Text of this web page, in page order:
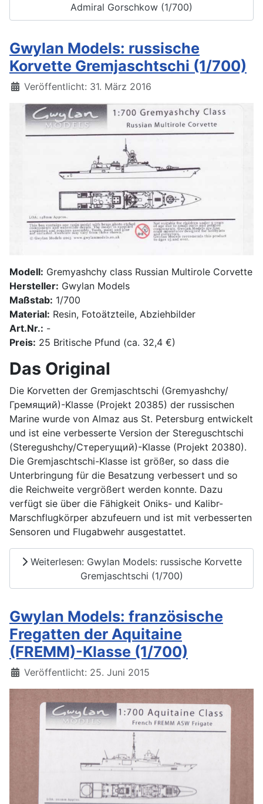
Admiral Gorschkow (1/700)
Gwylan Models: russische
Korvette Gremjaschtschi (1/700)
Details
Veröffentlicht: 31. März 2016
Modell: Gremyashchy class Russian Multirole Corvette
Hersteller: Gwylan Models
Maßstab: 1/700
Material: Resin, Fotoätzteile, Abziehbilder
Art.Nr.: -
Preis: 25 Britische Pfund (ca. 32,4 €)
Das Original
Die Korvetten der Gremjaschtschi (Gremyashchy/
Гремящий)-Klasse (Projekt 20385) der russischen
Marine wurde von Almaz aus St. Petersburg entwickelt
und ist eine verbesserte Version der Stereguschtschi
(Steregushchy/Стерегущий)-Klasse (Projekt 20380).
Die Gremjaschtschi-Klasse ist größer, so dass die
Unterbringung für die Besatzung verbessert und so
die Reichweite vergrößert werden konnte. Dazu
verfügt sie über die Fähigkeit Oniks- und Kalibr-
Marschflugkörper abzufeuern und ist mit verbesserten
Sensoren und Flugabwehr ausgestattet.
Weiterlesen: Gwylan Models: russische Korvette
Gremjaschtschi (1/700)
Gwylan Models: französische
Fregatten der Aquitaine
(FREMM)-Klasse (1/700)
Details
Veröffentlicht: 25. Juni 2015